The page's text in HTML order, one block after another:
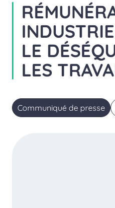
LE
LES
Communiqué de presse